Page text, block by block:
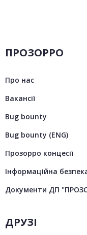
ПРОЗОРРО
Про нас
Вакансії
Bug bounty
Bug bounty (ENG)
Прозорро концесії
Інформаційна
Документи ДП
ДРУЗІ